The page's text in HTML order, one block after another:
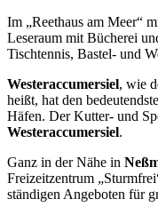
Im „Reethaus am Meer“
Leseraum mit Bücherei
Tischtennis, Bastel- und
Westeraccumersiel, wie
heißt, hat den
Häfen. Der Kutter- und
Westeraccumersiel.
Ganz in der Nähe in
Freizeitzentrum
ständigen Angeboten für